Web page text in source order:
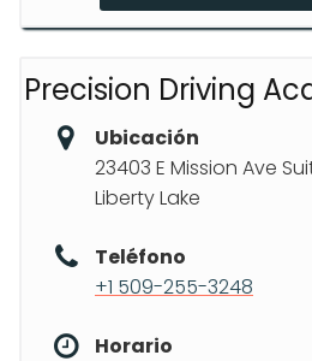
Precision Driving
Ubicación
23403 E Mission Ave
Liberty Lake
Teléfono
+1 509-255-3248
Horario